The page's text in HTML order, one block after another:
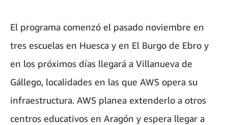
El programa comenzó el pasado noviembre en
tres escuelas en Huesca y en El Burgo de Ebro y
en los próximos días llegará a Villanueva de
Gállego, localidades en las que AWS opera su
infraestructura. AWS planea extenderlo a otros
centros educativos en Aragón y espera llegar a